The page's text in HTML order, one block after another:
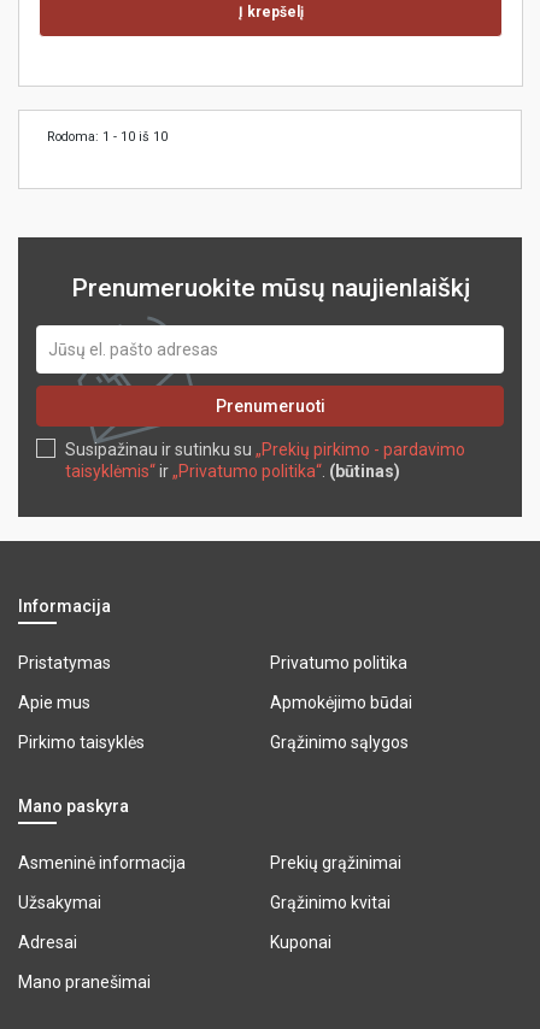
Į krepšelį
Rodoma: 1 - 10 iš 10
Prenumeruokite mūsų naujienlaiškį
Prenumeruoti
Susipažinau ir sutinku su „Prekių pirkimo - pardavimo
taisyklėmis“ir„Privatumo politika“ (būtinas)
Informacija
Pristatymas Privatumo politika
Apie mus Apmokėjimo būdai
Pirkimo taisyklės Grąžinimo sąlygos
Mano paskyra
Asmeninė informacija Prekių grąžinimai
Užsakymai Grąžinimo kvitai
Adresai Kuponai
Mano pranešimai